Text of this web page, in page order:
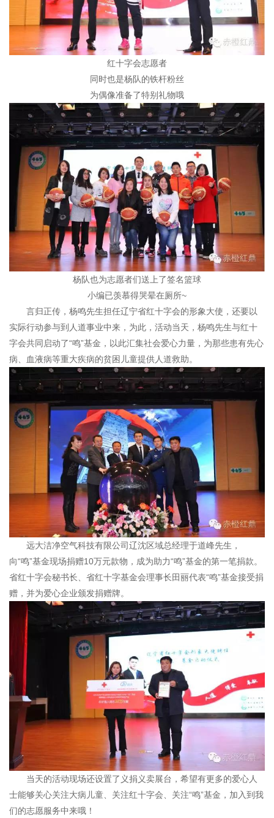
红十字会志愿者
同时也是杨队的铁杆粉丝
为偶像准备了特别礼物哦
杨队也为志愿者们送上了签名篮球
小编已羡慕得哭晕在厕所~
言归正传，杨鸣先生担任辽宁省红十字会的形象大使，还要以
实际行动参与到人道事业中来，为此，活动当天，杨鸣先生与红十
字会共同启动了“鸣”基金，以此汇集社会爱心力量，为那些患有先心
病、血液病等重大疾病的贫困儿童提供人道救助。
远大洁净空气科技有限公司辽沈区域总经理于道峰先生，
向“鸣”基金现场捐赠10万元款物，成为助力“鸣”基金的第一笔捐款。
省红十字会秘书长、省红十字基金会理事长田丽代表“鸣”基金接受捐
赠，并为爱心企业颁发捐赠牌。
当天的活动现场还设置了义捐义卖展台，希望有更多的爱心人
士能够关心关注大病儿童、关注红十字会、关注“鸣”基金，加入到我
们的志愿服务中来哦！